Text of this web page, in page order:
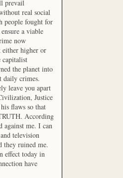
prevail
real social
people fought for
a viable
now
either higher or
capitalist
the planet into
daily crimes.
leave you apart
Justice
flaws so that
According
against me. I can
television
they ruined me.
effect today in
have